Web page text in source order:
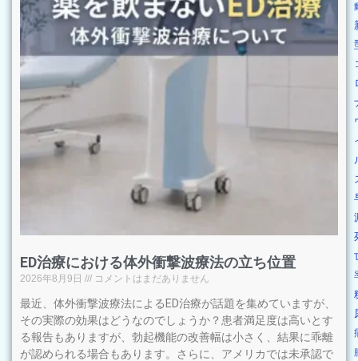
ED治療における体外衝撃波療法の立ち位置
2026年8月9日 コメントはまだありません
最近、体外衝撃波療法によるED治療が話題を集めていますが、
その実際の効果はどうなのでしょうか？患者満足度は高いとす
る報告もありますが、勃起機能の改善幅は小さく、結果に乖離
が認められる場合もあります。さらに、アメリカでは未承認で